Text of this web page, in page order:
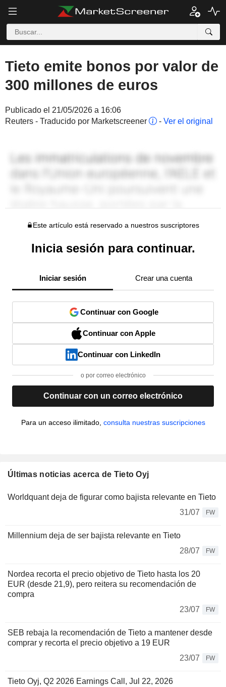
Tieto emite bonos por valor de
300 millones de euros
Publicado el 21/05/2026 a 16:06
Reuters - Traducido por Marketscreener
- Ver el original
Este artículo está reservado a nuestros suscriptores
Inicia sesión para continuar.
Iniciar sesión Crear una cuenta
Continuar con Google
Continuar con Apple
Continuar con LinkedIn
o por correo electrónico
Continuar con un correo electrónico
Para un acceso ilimitado, consulta nuestras suscripciones
Últimas noticias acerca de Tieto Oyj
Worldquant deja de figurar como bajista relevante en Tieto
31/07
FW
Millennium deja de ser bajista relevante en Tieto
28/07
FW
Nordea recorta el precio objetivo de Tieto hasta los 20
EUR (desde 21,9), pero reitera su recomendación de
compra
23/07
FW
SEB rebaja la recomendación de Tieto a mantener desde
comprar y recorta el precio objetivo a 19 EUR
23/07
FW
Tieto Oyj, Q2 2026 Earnings Call, Jul 22, 2026